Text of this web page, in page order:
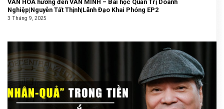
VĂN HOÁ hướng đến VĂN MINH – Bài học Quản Trị Doanh
Nghiệp|Nguyễn Tất Thịnh|Lãnh Đạo Khai Phóng EP2
3 Tháng 9, 2025